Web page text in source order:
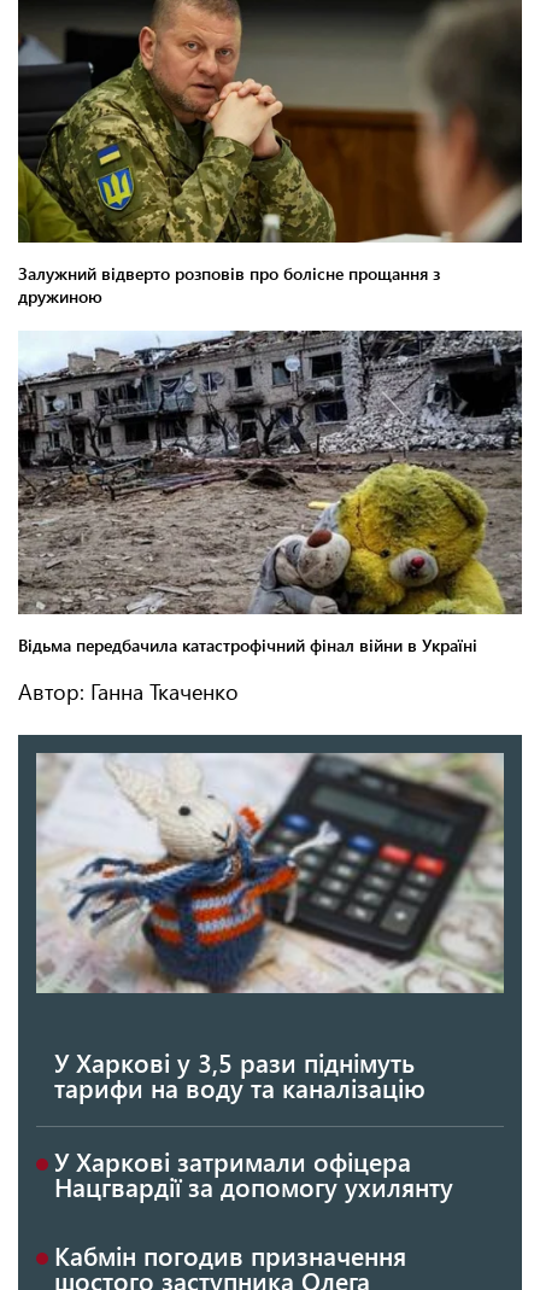
Автор: Ганна Ткаченко
У Харкові у 3,5 рази піднімуть
тарифи на воду та каналізацію
У Харкові затримали офіцера
Нацгвардії за допомогу ухилянту
Кабмін погодив призначення
шостого заступника Олега